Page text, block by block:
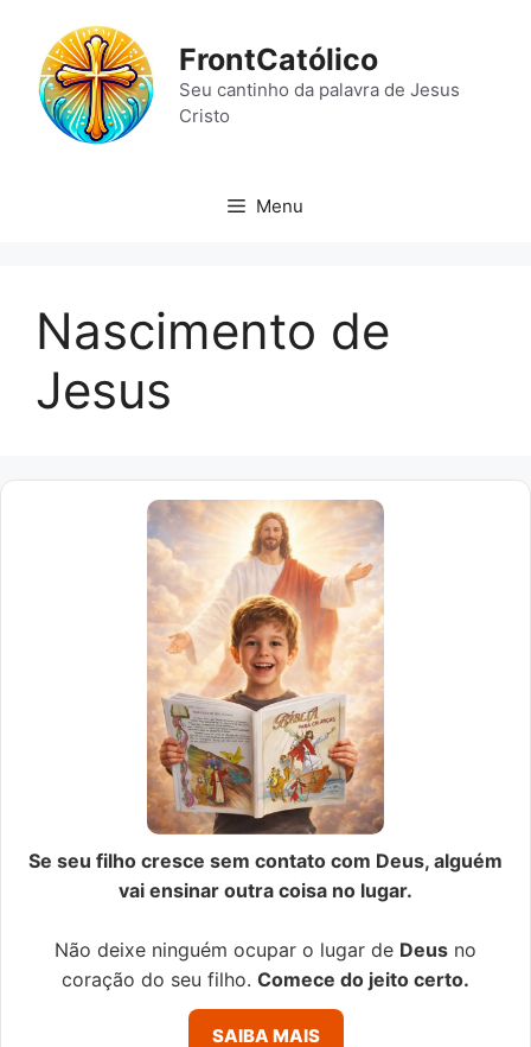
conteúdo
FrontCatólico
Seu cantinho da palavra de Jesus
Cristo
Menu
Nascimento de
Jesus
Se seu filho cresce sem contato com Deus, alguém
vai ensinar outra coisa no lugar.
Não deixe ninguém ocupar o lugar de Deus no
coração do seu filho. Comece do jeito certo.
SAIBA MAIS